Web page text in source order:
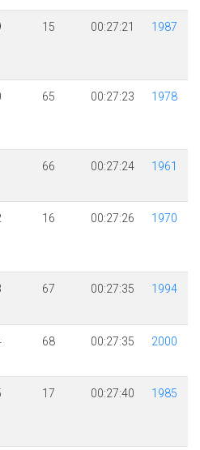
15 00:27:21 1987
65 00:27:23 1978
66 00:27:24 1961
16 00:27:26 1970
67 00:27:35 1994
68 00:27:35 2000
17 00:27:40 1985